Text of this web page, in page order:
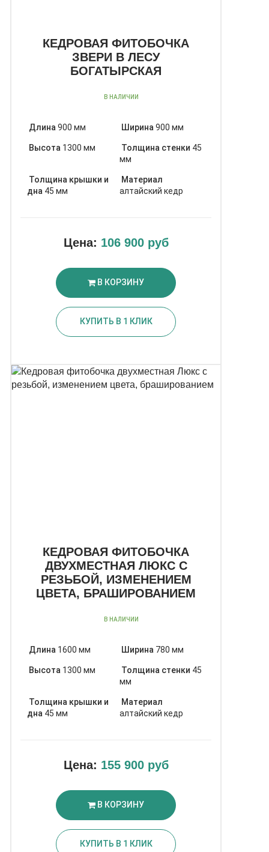
КЕДРОВАЯ ФИТОБОЧКА
ЗВЕРИ В ЛЕСУ
БОГАТЫРСКАЯ
В НАЛИЧИИ
Длина 900 мм Ширина 900 мм
Высота 1300 мм Толщина стенки 45
мм
Толщина крышки и
дна 45 мм
Материал
алтайский кедр
Цена: 106 900 руб
В КОРЗИНУ
КУПИТЬ В 1 КЛИК
КЕДРОВАЯ ФИТОБОЧКА
ДВУХМЕСТНАЯ ЛЮКС С
РЕЗЬБОЙ, ИЗМЕНЕНИЕМ
ЦВЕТА, БРАШИРОВАНИЕМ
В НАЛИЧИИ
Длина 1600 мм Ширина 780 мм
Высота 1300 мм Толщина стенки 45
мм
Толщина крышки и
дна 45 мм
Материал
алтайский кедр
Цена: 155 900 руб
В КОРЗИНУ
КУПИТЬ В 1 КЛИК